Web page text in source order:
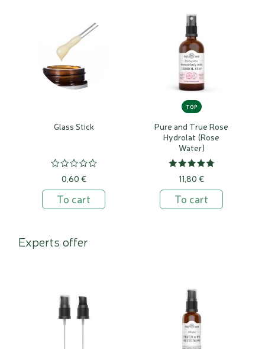
Glass Stick
0,60 €
To cart
TOP
Pure and True Rose
Hydrolat (Rose
Water)
11,80 €
To cart
Experts offer